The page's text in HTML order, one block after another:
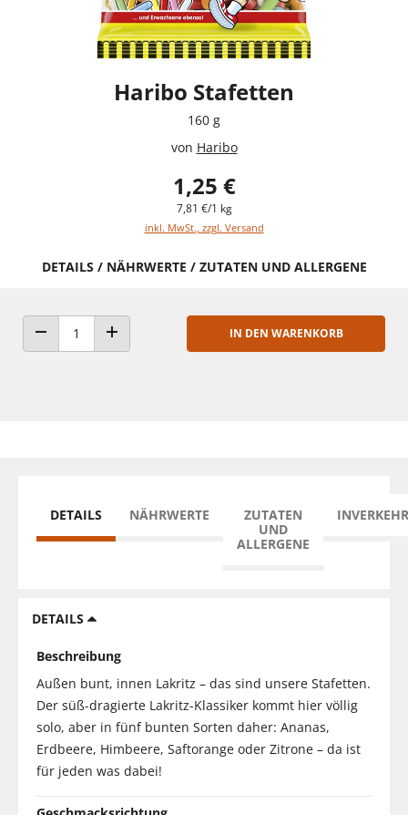
Haribo Stafetten
160 g
von Haribo
1,25 €
7,81 €/1 kg
inkl. MwSt., zzgl. Versand
DETAILS / NÄHRWERTE / ZUTATEN UND ALLERGENE
ANZAHL VERRINGERNANZAHL ERHÖHEN
IN DEN WARENKORB
DETAILS NÄHRWERTE
ZUTATEN
UND
ALLERGENE
DETAILS
Beschreibung
Außen bunt, innen Lakritz – das sind unsere Stafetten.
Der süß-dragierte Lakritz-Klassiker kommt hier völlig
solo, aber in fünf bunten Sorten daher: Ananas,
Erdbeere, Himbeere, Saftorange oder Zitrone – da ist
für jeden was dabei!